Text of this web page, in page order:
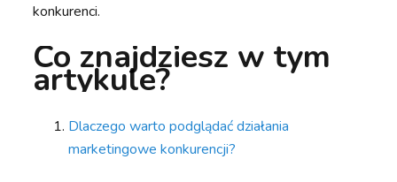
konkurenci.
Co znajdziesz w tym
artykule?
Dlaczego warto podglądać działania
marketingowe konkurencji?